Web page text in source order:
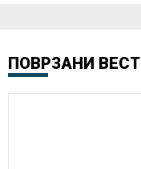
ПОВРЗАНИ